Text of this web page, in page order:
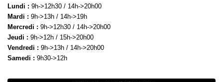
Lundi : 9h->12h30 / 14h->20h00
Mardi : 9h->13h / 14h->19h
Mercredi : 9h->12h30 / 14h->20h00
Jeudi : 9h->12h / 15h->20h00
Vendredi : 9h->13h / 14h->20h00
Samedi : 9h30->12h